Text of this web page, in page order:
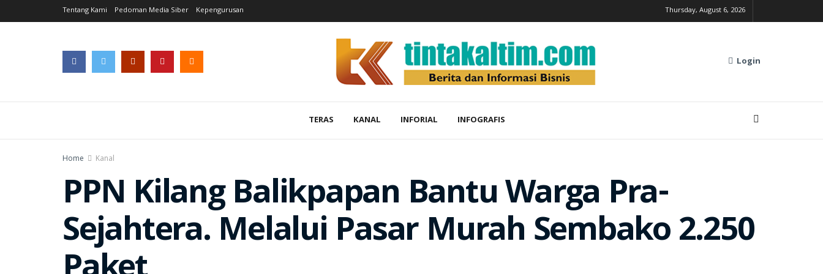
Tentang Kami Pedoman Media Siber Kepengurusan Thursday, August 6, 2026
Login
TERAS KANAL INFORIAL INFOGRAFIS
Home Kanal
PPN Kilang Balikpapan Bantu Warga Pra-
Sejahtera. Melalui Pasar Murah Sembako 2.250